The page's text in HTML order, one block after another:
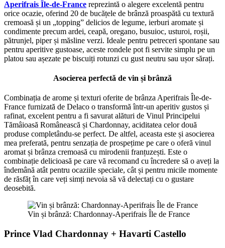
Aperifrais Île-de-France reprezintă o alegere excelentă pentru
orice ocazie, oferind 20 de bucățele de brânză proaspătă cu textură
cremoasă și un „topping” delicios de legume, ierburi aromate și
condimente precum ardei, ceapă, oregano, busuioc, usturoi, roșii,
pătrunjel, piper și măsline verzi. Ideale pentru petreceri spontane sau
pentru aperitive gustoase, aceste rondele pot fi servite simplu pe un
platou sau așezate pe biscuiți rotunzi cu gust neutru sau ușor sărați.
Asocierea perfectă de vin și brânză
Combinația de arome și texturi oferite de brânza Aperifrais Île-de-
France furnizată de Delaco o transformă într-un aperitiv gustos și
rafinat, excelent pentru a fi savurat alături de Vinul Principelui
Tămâioasă Românească și Chardonnay, aciditatea celor două
produse completându-se perfect. De altfel, aceasta este și asocierea
mea preferată, pentru senzația de prospețime pe care o oferă vinul
aromat și brânza cremoasă cu mirodenii franțuzești. Este o
combinație delicioasă pe care vă recomand cu încredere să o aveți la
îndemână atât pentru ocaziile speciale, cât și pentru micile momente
de răsfăț în care veți simți nevoia să vă delectați cu o gustare
deosebită.
Vin și brânză: Chardonnay-Aperifrais Île de France
Prince Vlad Chardonnay + Havarti Castello